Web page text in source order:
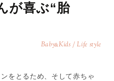
が喜ぶ“胎
Baby&Kids / Life style
をとるため、そして赤ちゃ